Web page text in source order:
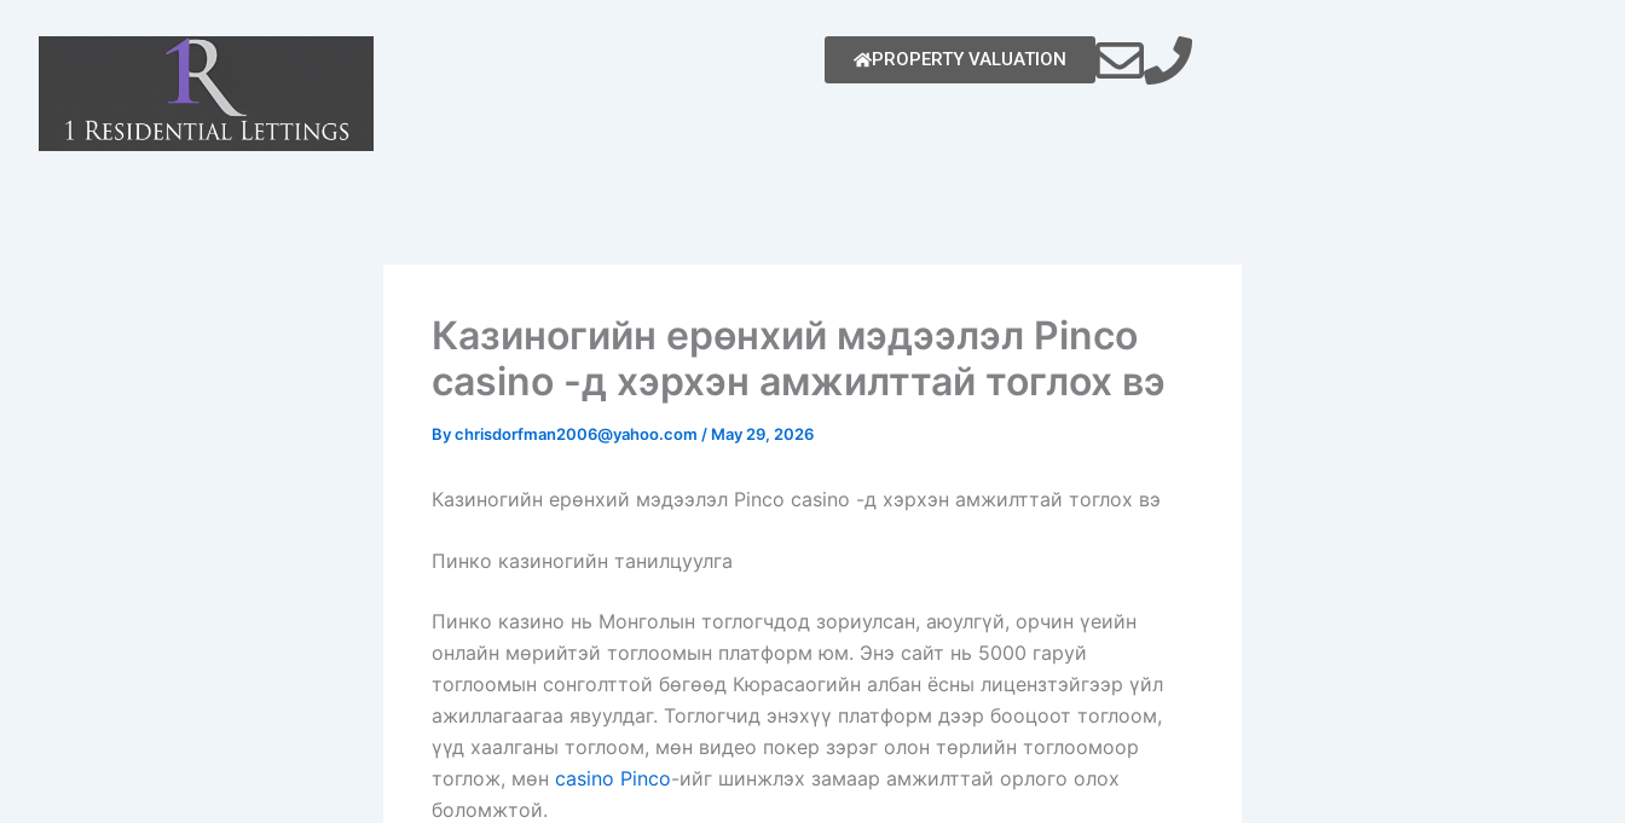
PROPERTY VALUATION
Казиногийн ерөнхий мэдээлэл Pinco
casino -д хэрхэн амжилттай тоглох вэ
Bychrisdorfman2006@yahoo.com / May 29, 2026
Казиногийн ерөнхий мэдээлэл Pinco casino -д хэрхэн амжилттай тоглох вэ
Пинко казиногийн танилцуулга
Пинко казино нь Монголын тоглогчдод зориулсан, аюулгүй, орчин үеийн
онлайн мөрийтэй тоглоомын платформ юм. Энэ сайт нь 5000 гаруй
тоглоомын сонголттой бөгөөд Кюрасаогийн албан ёсны лицензтэйгээр үйл
ажиллагаагаа явуулдаг. Тоглогчид энэхүү платформ дээр бооцоот тоглоом,
үүд хаалганы тоглоом, мөн видео покер зэрэг олон төрлийн тоглоомоор
тоглож, мөн casino Pinco-ийг шинжлэх замаар амжилттай орлого олох
боломжтой.